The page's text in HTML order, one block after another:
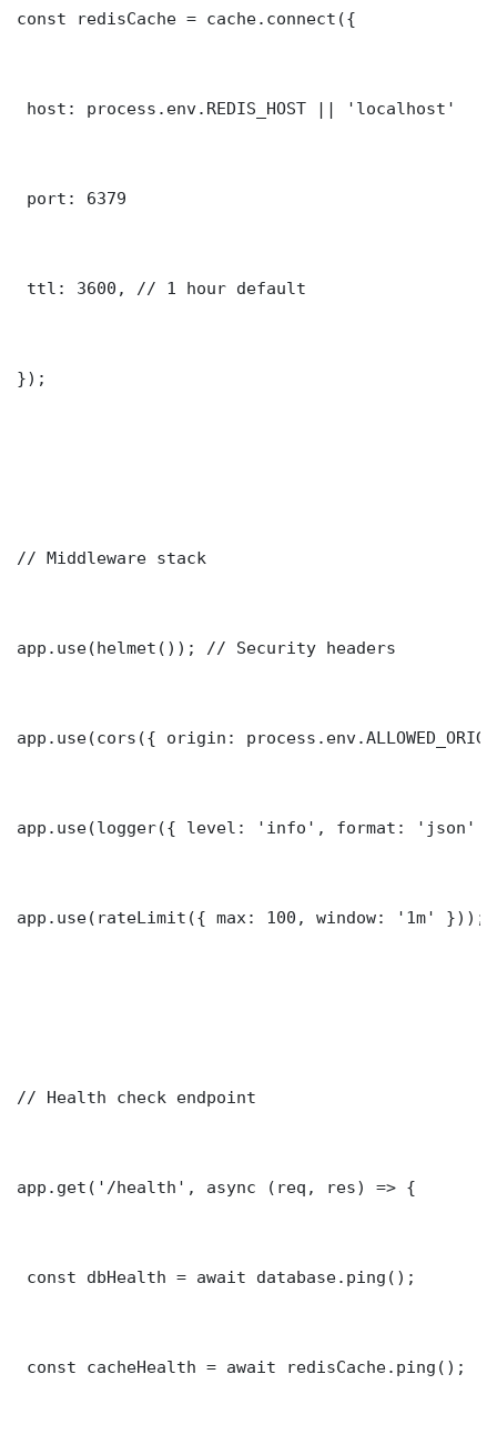
const redisCache = cache.connect({
host: process.env.REDIS_HOST || 'localhost'
port: 6379
ttl: 3600, // 1 hour default
});
// Middleware stack
app.use(helmet()); // Security headers
app.use(cors({ origin:
app.use(logger({ level: 'info', format: 'json'
app.use(rateLimit({ max: 100, window: '1m' }));
// Health check endpoint
app.get('/health', async (req, res) => {
const dbHealth = await database.ping();
const cacheHealth = await redisCache.ping();